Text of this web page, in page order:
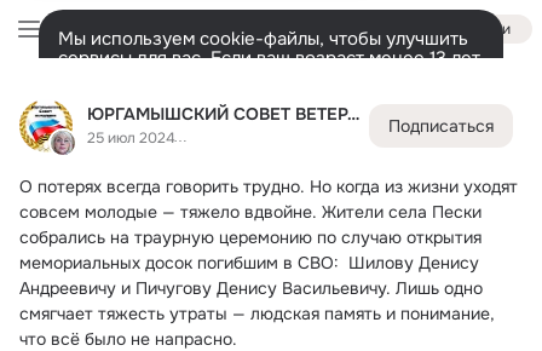
ЮРГАМЫШСКИЙ СОВЕТ ВЕТЕРАНОВ
25 июл 2024
Подписаться
О потерях всегда говорить трудно. Но когда из жизни уходят
совсем молодые — тяжело вдвойне. Жители села Пески
собрались на траурную церемонию по случаю открытия
мемориальных досок погибшим в СВО:  Шилову Денису
Андреевичу и Пичугову Денису Васильевичу. Лишь одно
смягчает тяжесть утраты — людская память и понимание,
что всё было не напрасно.
Войти
Мы используем cookie-файлы, чтобы улучшить
сервисы для вас. Если ваш возраст менее 13 лет,
представитель.
Разрешить все
Лента Участники Ещё
Дополнительная
колонка
Всё1 992 Обсуждаемые